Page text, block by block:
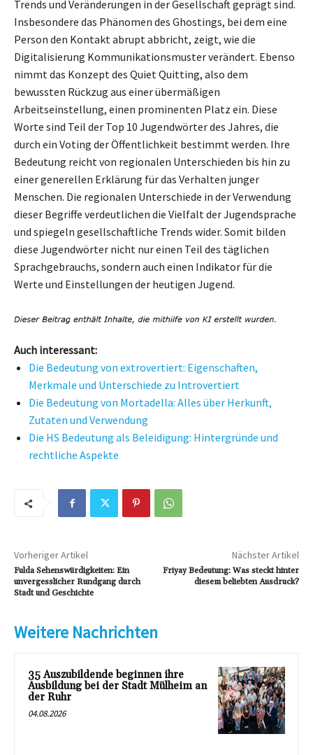
Trends und Veränderungen in der Gesellschaft geprägt sind.
Insbesondere das Phänomen des Ghostings, bei dem eine
Person den Kontakt abrupt abbricht, zeigt, wie die
Digitalisierung Kommunikationsmuster verändert. Ebenso
nimmt das Konzept des Quiet Quitting, also dem
bewussten Rückzug aus einer übermäßigen
Arbeitseinstellung, einen prominenten Platz ein. Diese
Worte sind Teil der Top 10 Jugendwörter des Jahres, die
durch ein Voting der Öffentlichkeit bestimmt werden. Ihre
Bedeutung reicht von regionalen Unterschieden bis hin zu
einer generellen Erklärung für das Verhalten junger
Menschen. Die regionalen Unterschiede in der Verwendung
dieser Begriffe verdeutlichen die Vielfalt der Jugendsprache
und spiegeln gesellschaftliche Trends wider. Somit bilden
diese Jugendwörter nicht nur einen Teil des täglichen
Sprachgebrauchs, sondern auch einen Indikator für die
Werte und Einstellungen der heutigen Jugend.
Auch interessant:
Die Bedeutung von extrovertiert: Eigenschaften,
Merkmale und Unterschiede zu Introvertiert
Die Bedeutung von Mortadella: Alles über Herkunft,
Zutaten und Verwendung
Die HS Bedeutung als Beleidigung: Hintergründe und
rechtliche Aspekte
Vorheriger Artikel
Fulda Sehenswürdigkeiten: Ein
unvergesslicher Rundgang durch
Stadt und Geschichte
Nächster Artikel
Friyay Bedeutung: Was steckt hinter
diesem beliebten Ausdruck?
Weitere Nachrichten
35 Auszubildende beginnen ihre
Ausbildung bei der Stadt Mülheim an
der Ruhr
04.08.2026